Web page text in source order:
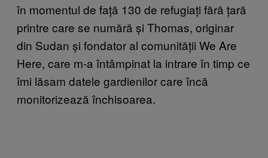
în momentul de față 130 de refugiați fără țară
printre care se numără și Thomas, originar
din Sudan și fondator al comunității We Are
Here, care m-a întâmpinat la intrare în timp ce
îmi lăsam datele gardienilor care încă
monitorizează închisoarea.